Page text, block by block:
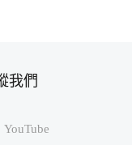
我們
YouTube